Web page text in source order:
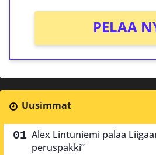
PELAA
Uusimmat
Alex Lintuniemi palaa
peruspakki”